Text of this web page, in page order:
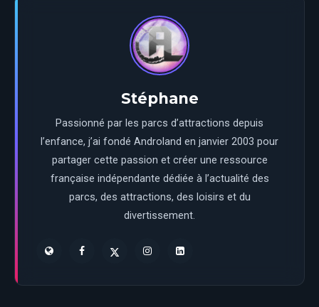
Stéphane
Passionné par les parcs d’attractions depuis
l’enfance, j’ai fondé Androland en janvier 2003 pour
partager cette passion et créer une ressource
française indépendante dédiée à l’actualité des
parcs, des attractions, des loisirs et du
divertissement.